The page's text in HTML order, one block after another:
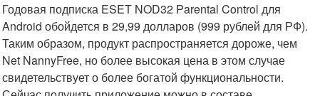
Годовая подписка ESET NOD32 Parental Control для
Android обойдется в 29,99 долларов (999 рублей для РФ).
Таким образом, продукт распространяется дороже, чем
Net NannyFree, но более высокая цена в этом случае
свидетельствует о более богатой функциональности.